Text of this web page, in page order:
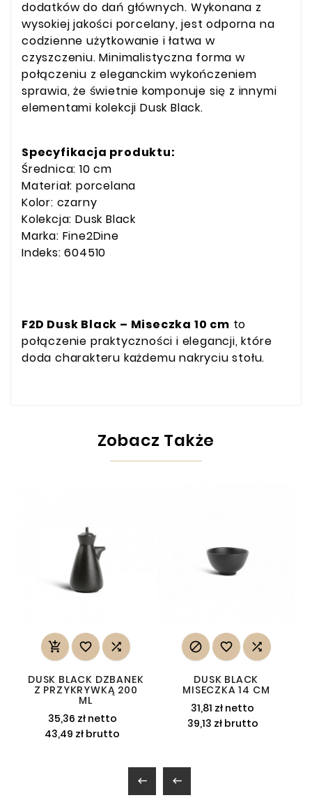
dodatków do dań głównych. Wykonana z
wysokiej jakości porcelany, jest odporna na
codzienne użytkowanie i łatwa w
czyszczeniu. Minimalistyczna forma w
połączeniu z eleganckim wykończeniem
sprawia, że świetnie komponuje się z innymi
elementami kolekcji Dusk Black.
Specyfikacja produktu:
Średnica: 10 cm
Materiał: porcelana
Kolor: czarny
Kolekcja: Dusk Black
Marka: Fine2Dine
Indeks: 604510
F2D Dusk Black – Miseczka 10 cm to
połączenie praktyczności i elegancji, które
doda charakteru każdemu nakryciu stołu.
Zobacz Także
  
DUSK BLACK DZBANEK
Z PRZYKRYWKĄ 200
ML
35,36 zł netto
43,49 zł brutto
  
DUSK BLACK
MISECZKA 14 CM
31,81 zł netto
39,13 zł brutto
 